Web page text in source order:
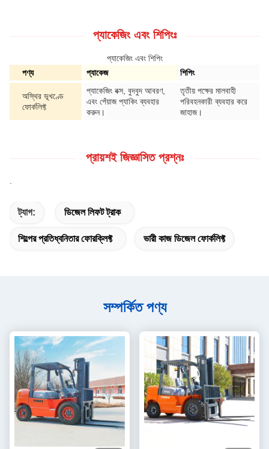
প্যাকেজিং এবং শিপিংঃ
প্যাকেজিং এবং শিপিং
পণ্য
প্যাকেজ শিপিং
অস্থির ভূখণ্ডে
ফোর্কলিফ্ট
প্যাকেজিং বক্স, বুদবুদ আবরণ,
এবং পেঁয়াজ প্যাকিং ব্যবহার
করুন।
তৃতীয় পক্ষের মালবাহী
পরিবহনকারী ব্যবহার করে
জাহাজ।
প্রায়শই জিজ্ঞাসিত প্রশ্নঃ
ট্যাগ: ডিজেল লিফট ট্রাক
শিল্পের প্রতিধ্বনিতার ফোরক্লিফ্ট ভারী কাজ ডিজেল ফোর্কলিফ্ট
সম্পর্কিত পণ্য